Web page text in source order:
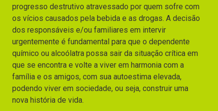
progresso destrutivo atravessado por quem sofre com
os vícios causados pela bebida e as drogas. A decisão
dos responsáveis e/ou familiares em intervir
urgentemente é fundamental para que o dependente
químico ou alcoólatra possa sair da situação crítica em
que se encontra e volte a viver em harmonia com a
família e os amigos, com sua autoestima elevada,
podendo viver em sociedade, ou seja, construir uma
nova história de vida.